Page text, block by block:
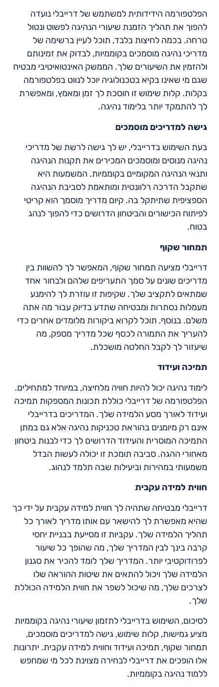
הפלטפורמה הידידותית למשתמש של דרייבלי נועדה
להפוך את תהליך הזמנת שיעורי הנהיגה לפשוט ונטול
טרחה. בכמה לחיצות בלבד, תוכל לעיין ברשימה של
מדריכי נהיגה מוסמכים בקוממיות, לבדוק את זמינותם
ולהזמין את השיעורים שלך. הממשק האינטואיטיבי מבטיח
שגם מי שאינו בקיא בטכנולוגיה יוכל לנווט בפלטפורמה
בקלות. קלות שימוש זו חוסכת לך זמן ומאמץ, ומאפשרת
לך להתמקד יותר בלימוד נהיגה.
גישה למדריכים מוסמכים
בעת השימוש בדרייבלי, יש לך גישה לרשת של מדריכי
נהיגה מנוסים ומוסמכים המכירים את תקנות הנהיגה
ותנאי הנהיגה המקומיים בקוממיות. המשמעות היא
שתקבל הדרכה רלוונטית ומותאמת לסביבת הנהיגה
הספציפית שתיתקל בה. קיום מדריך מוסמך הוא קריטי
לפיתוח הכישורים והביטחון הדרושים כדי להפוך לנהג
בטוח.
תמחור שקוף
דרייבלי מציעה תמחור שקוף, המאפשר לך להשוות בין
מדריכים שונים על סמך התעריפים שלהם ולבחור אחד
שמתאים לתקציב שלך. שקיפות זו עוזרת לך להימנע
מעמלות נסתרות ומבטיחה שתדע בדיוק עבור מה אתה
משלם. בנוסף, תוכל לקרוא ביקורות מלומדים אחרים כדי
להעריך את התמורה לכסף שכל מדריך מספק, מה
שיעזור לך לקבל החלטה מושכלת.
תמיכה ועידוד
לימוד נהיגה יכול להיות חוויה מלחיצה, במיוחד למתחילים.
הפלטפורמה של דרייבלי כוללת תכונות המספקות תמיכה
ועידוד לאורך מסע הלמידה שלך. המדריכים בדרייבלי
אינם רק מיומנים בהוראת טכניקות נהיגה אלא גם במתן
התמיכה המוסרית והעידוד הדרושים לך כדי לבנות ביטחון
מאחורי ההגה. סביבה תומכת זו יכולה לעשות הבדל
משמעותי במהירות וביעילות שבה תלמד לנהוג.
חווית למידה עקבית
דרייבלי מבטיחה שתהיה לך חווית למידה עקבית על ידי כך
שהיא מאפשרת לך להישאר עם אותו מדריך לאורך כל
תהליך הלמידה שלך. עקביות זו מסייעת בבניית יחסי
קרבה בינך לבין המדריך שלך, מה שהופך כל שיעור
לפרודוקטיבי יותר. המדריך שלך לומד להכיר את סגנון
הלמידה שלך ויכול להתאים את שיטות ההוראה שלו
לצרכים שלך, מה שיכול לשפר את חווית הלמידה הכוללת
שלך.
לסיכום, השימוש בדרייבלי לתזמון שיעורי נהיגה בקוממיות
מציע גמישות, קלות שימוש, גישה למדריכים מוסמכים,
תמחור שקוף, תמיכה ועידוד וחווית למידה עקבית. יתרונות
אלו הופכים את דרייבלי לבחירה מצוינת לכל מי שמחפש
ללמוד נהיגה בקוממיות.